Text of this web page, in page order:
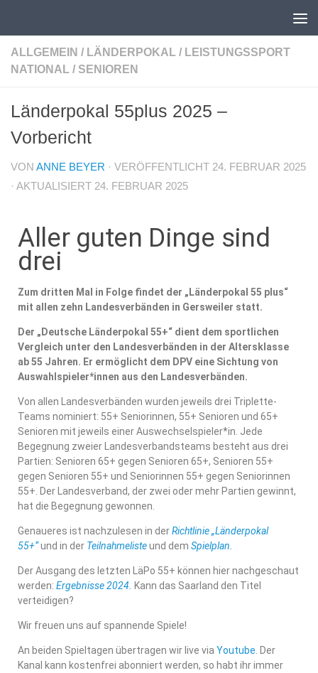
ALLGEMEIN / LÄNDERPOKAL / LEISTUNGSSPORT
NATIONAL / SENIOREN
Länderpokal 55plus 2025 –
Vorbericht
VON ANNE BEYER · VERÖFFENTLICHT 24. FEBRUAR 2025
· AKTUALISIERT 24. FEBRUAR 2025
Aller guten Dinge sind
drei
Zum dritten Mal in Folge findet der „Länderpokal 55 plus“
mit allen zehn Landesverbänden in Gersweiler statt.
Der „Deutsche Länderpokal 55+“ dient dem sportlichen
Vergleich unter den Landesverbänden in der Altersklasse
ab 55 Jahren. Er ermöglicht dem DPV eine Sichtung von
Auswahlspieler*innen aus den Landesverbänden.
Von allen Landesverbänden wurden jeweils drei Triplette-
Teams nominiert: 55+ Seniorinnen, 55+ Senioren und 65+
Senioren mit jeweils einer Auswechselspieler*in. Jede
Begegnung zweier Landesverbandsteams besteht aus drei
Partien: Senioren 65+ gegen Senioren 65+, Senioren 55+
gegen Senioren 55+ und Seniorinnen 55+ gegen Seniorinnen
55+. Der Landesverband, der zwei oder mehr Partien gewinnt,
hat die Begegnung gewonnen.
Genaueres ist nachzulesen in derRichtlinie„Länderpokal
55+“und in der Teilnahmelisteund dem Spielplan.
Der Ausgang des letzten LäPo 55+ können hier nachgeschaut
werden: Ergebnisse 2024 Kann das Saarland den Titel
verteidigen?
Wir freuen uns auf spannende Spiele!
An beiden Spieltagen übertragen wir live via Youtube . Der
Kanal kann kostenfrei abonniert werden, so habt ihr immer